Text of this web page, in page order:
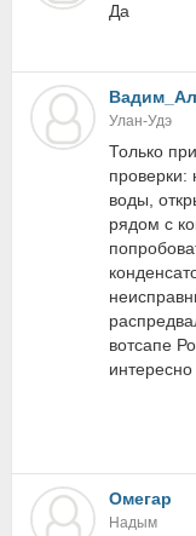
Да
Улан-Удэ
Только
проверки:
воды,
рядом с
вотсапе
Омегар
Надым